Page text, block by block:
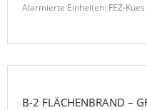
Alarmierte Einheiten: FEZ-Kues
B-2 FLÄCHENBRAND –